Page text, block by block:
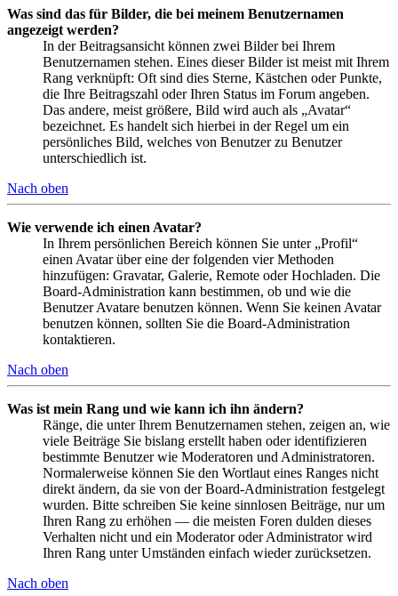
Was sind das für Bilder, die bei meinem Benutzernamen
angezeigt werden?
In der Beitragsansicht können zwei Bilder bei Ihrem
Benutzernamen stehen. Eines dieser Bilder ist meist mit Ihrem
Rang verknüpft: Oft sind dies Sterne, Kästchen oder Punkte,
die Ihre Beitragszahl oder Ihren Status im Forum angeben.
Das andere, meist größere, Bild wird auch als „Avatar“
bezeichnet. Es handelt sich hierbei in der Regel um ein
persönliches Bild, welches von Benutzer zu Benutzer
unterschiedlich ist.
Nach oben
Wie verwende ich einen Avatar?
In Ihrem persönlichen Bereich können Sie unter „Profil“
einen Avatar über eine der folgenden vier Methoden
hinzufügen: Gravatar, Galerie, Remote oder Hochladen. Die
Board-Administration kann bestimmen, ob und wie die
Benutzer Avatare benutzen können. Wenn Sie keinen Avatar
benutzen können, sollten Sie die Board-Administration
kontaktieren.
Nach oben
Was ist mein Rang und wie kann ich ihn ändern?
Ränge, die unter Ihrem Benutzernamen stehen, zeigen an, wie
viele Beiträge Sie bislang erstellt haben oder identifizieren
bestimmte Benutzer wie Moderatoren und Administratoren.
Normalerweise können Sie den Wortlaut eines Ranges nicht
direkt ändern, da sie von der Board-Administration festgelegt
wurden. Bitte schreiben Sie keine sinnlosen Beiträge, nur um
Ihren Rang zu erhöhen — die meisten Foren dulden dieses
Verhalten nicht und ein Moderator oder Administrator wird
Ihren Rang unter Umständen einfach wieder zurücksetzen.
Nach oben